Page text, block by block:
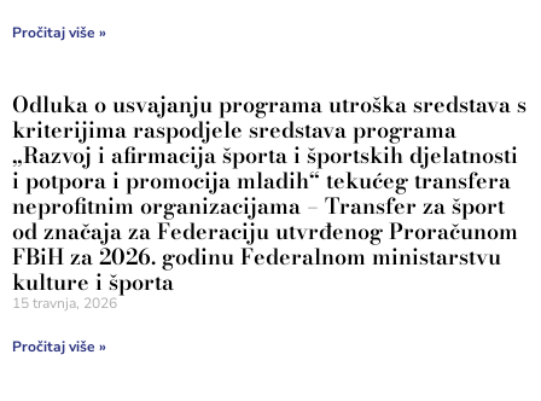
Pročitaj više »
Odluka o usvajanju programa utroška sredstava s
kriterijima raspodjele sredstava programa
„Razvoj i afirmacija športa i športskih djelatnosti
i potpora i promocija mladih“ tekućeg transfera
neprofitnim organizacijama – Transfer za šport
od značaja za Federaciju utvrđenog Proračunom
FBiH za 2026. godinu Federalnom ministarstvu
kulture i športa
15 travnja, 2026
Pročitaj više »